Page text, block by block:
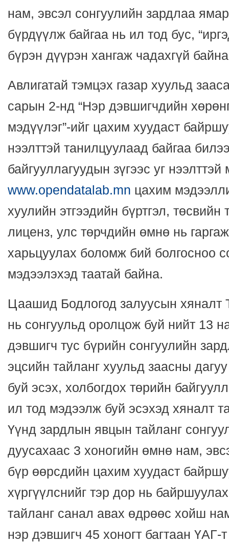
нам, эвсэл сонгуулийн зардлаа
бүрдүүлж байгаа нь ил тод бус,
бүрэн дүүрэн хангаж чадахгүй
Авлигатай тэмцэх газар хуульд
сарын 2-нд “Нэр дэвшигчдийн
мэдүүлэг”-ийг цахим хуудаст
нээлттэй танилцуулаад байгаа
байгууллагуудын зүгээс уг
www.opendatalab.mn цахим
хуулийн этгээдийн бүртгэл,
лиценз, улс төрчдийн өмнө нь
харьцуулах боломж бий болгосноо
мэдээлэхэд таатай байна.
Цаашид Бодлогод залуусын хяналт
нь сонгуульд оролцож буй нийт 13
дэвшигч тус бүрийн сонгуулийн
эцсийн тайланг хуульд заасны
буй эсэх, холбогдох төрийн
ил тод мэдээлж буй эсэхэд хяналт
Үүнд зардлын явцын тайланг
дуусахаас 3 хоногийн өмнө нам,
бүр өөрсдийн цахим хуудаст
хүргүүлснийг тэр дор нь
тайланг санал авах өдрөөс хойш
нэр дэвшигч 45 хоногт багтаан ҮАГ-т